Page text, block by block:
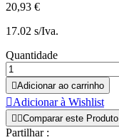
20,93 €
17.02 s/Iva.
Quantidade
Adicionar ao carrinho
Adicionar à Wishlist
 Comparar este Produto
Partilhar :